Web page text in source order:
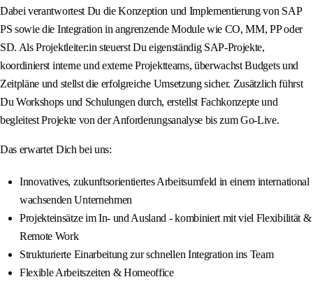
Dabei verantwortest Du die Konzeption und Implementierung von SAP
PS sowie die Integration in angrenzende Module wie CO, MM, PP oder
SD. Als Projektleiter:in steuerst Du eigenständig SAP-Projekte,
koordinierst interne und externe Projektteams, überwachst Budgets und
Zeitpläne und stellst die erfolgreiche Umsetzung sicher. Zusätzlich führst
Du Workshops und Schulungen durch, erstellst Fachkonzepte und
begleitest Projekte von der Anforderungsanalyse bis zum Go-Live.
Das erwartet Dich bei uns:
Innovatives, zukunftsorientiertes Arbeitsumfeld in einem international
wachsenden Unternehmen
Projekteinsätze im In- und Ausland - kombiniert mit viel Flexibilität &
Remote Work
Strukturierte Einarbeitung zur schnellen Integration ins Team
Flexible Arbeitszeiten & Homeoffice